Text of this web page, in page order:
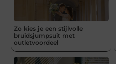
Zo kies je een stijlvolle
bruidsjumpsuit met
outletvoordeel